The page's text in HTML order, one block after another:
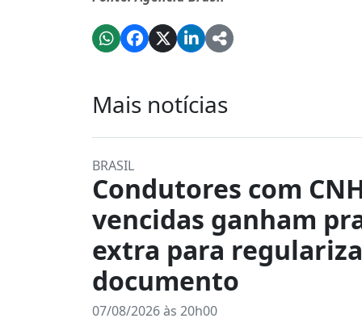
Mais notícias
BRASIL
Condutores com
vencidas ganham
extra para
documento
07/08/2026 às 20h00